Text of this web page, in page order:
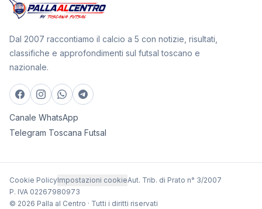
Dal 2007 raccontiamo il calcio a 5 con notizie, risultati,
classifiche e approfondimenti sul futsal toscano e
nazionale.
Canale WhatsApp
Telegram Toscana Futsal
Cookie PolicyImpostazioni cookieAut. Trib. di Prato n° 3/2007
P. IVA 02267980973
© 2026 Palla al Centro · Tutti i diritti riservati